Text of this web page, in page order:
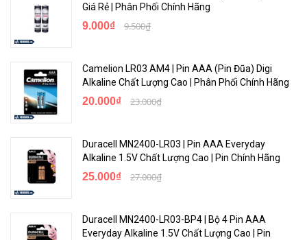
Giá Rẻ | Phân Phối Chính Hãng
9.000₫ 9.500₫
Camelion LR03 AM4 | Pin AAA (Pin Đũa) Digi
Alkaline Chất Lượng Cao | Phân Phối Chính Hãng
20.000₫ 23.000₫
Duracell MN2400-LR03 | Pin AAA Everyday
Alkaline 1.5V Chất Lượng Cao | Pin Chính Hãng
25.000₫ 27.000₫
Duracell MN2400-LR03-BP4 | Bộ 4 Pin AAA
Everyday Alkaline 1.5V Chất Lượng Cao | Pin